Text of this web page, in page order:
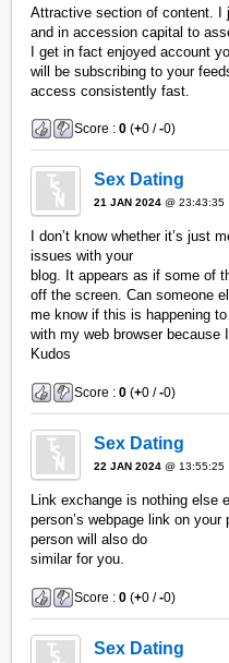
Attractive section of content. I
and in accession capital to
I get in fact enjoyed account
will be subscribing to your
access consistently fast.
Score :0 (+0 /-0)
Sex Dating
21 JAN 2024 @ 23:43:35
I don’t know whether it’s just
issues with your
blog. It appears as if some of
off the screen. Can someone
me know if this is happening
with my web browser because
Kudos
Score :0 (+0 /-0)
Sex Dating
22 JAN 2024 @ 13:55:25
Link exchange is nothing else
person’s webpage link on
person will also do
similar for you.
Score :0 (+0 /-0)
Sex Dating